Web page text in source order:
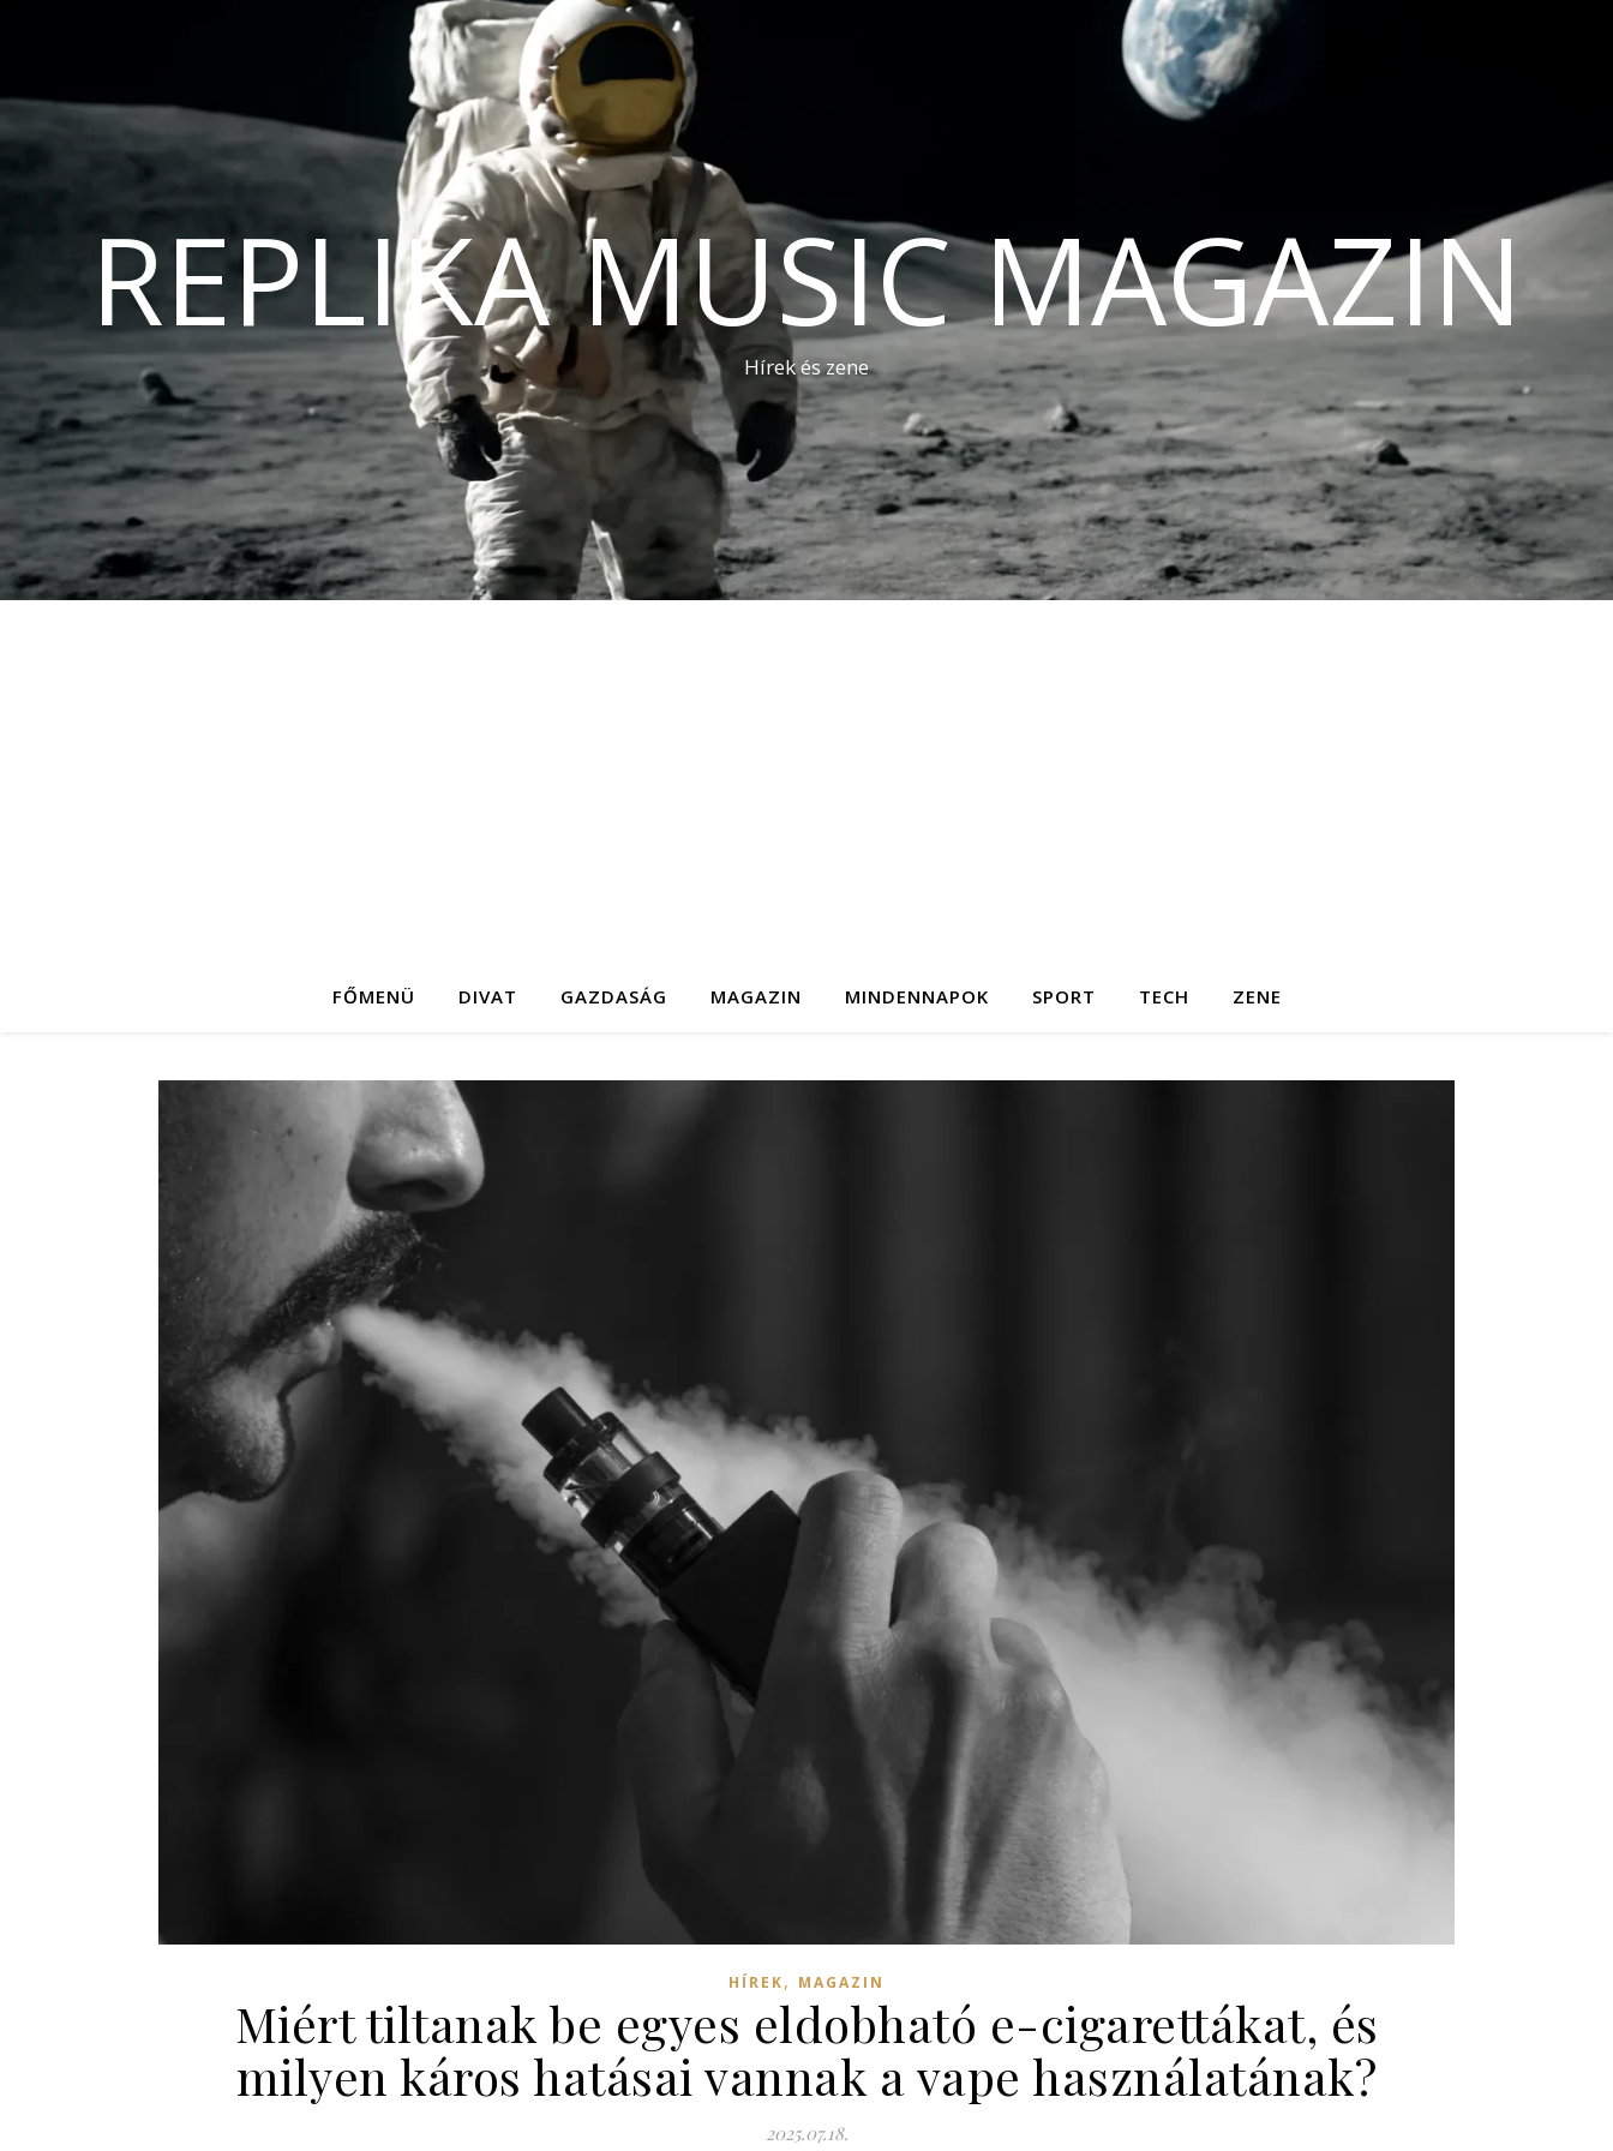
REPLIKA MUSIC MAGAZIN
Hírek és zene
FŐMENÜ DIVAT GAZDASÁG MAGAZIN MINDENNAPOK SPORT TECH ZENE
HÍREK, MAGAZIN
Miért tiltanak be egyes eldobható e-cigarettákat, és
milyen káros hatásai vannak a vape használatának?
2025.07.18.